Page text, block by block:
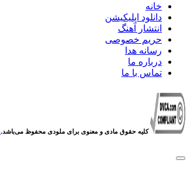
خانه
دانلود اپلیکیشن
انتشار آهنگ
حریم خصوصی
رسانه هدا
درباره ما
تماس با ما
کلیه حقوق مادی و معنوی برای ملودی محفوظ می‌باشد.